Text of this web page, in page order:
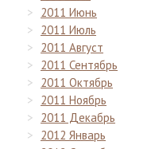
2011 Июнь
2011 Июль
2011 Август
2011 Сентябрь
2011 Октябрь
2011 Ноябрь
2011 Декабрь
2012 Январь